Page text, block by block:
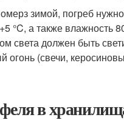
зимой, погреб
°C, а также влажность
света должен быть
огонь (свечи,
в